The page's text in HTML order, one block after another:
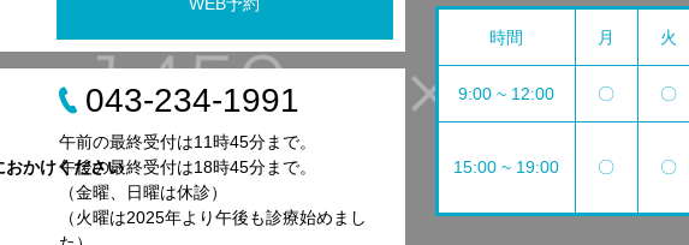
おかけください
043-234-1991
午前の最終受付は11時45分まで。
午後の最終受付は18時45分まで。
（金曜、日曜は休診）
（火曜は2025年より午後も診療始めまし
時間 月 火
9:00 ~ 12:00 〇 〇
15:00 ~ 19:00 〇 〇